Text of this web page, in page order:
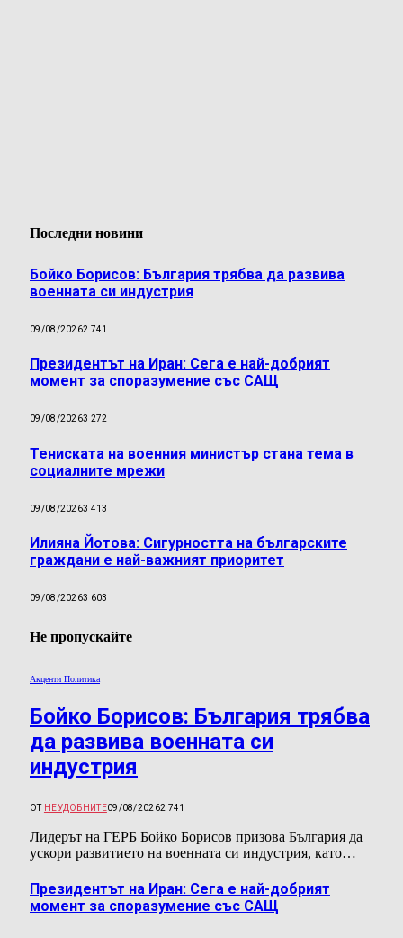
Последни новини
Бойко Борисов: България трябва да развива
военната си индустрия
09/08/20262 741
Президентът на Иран: Сега е най-добрият
момент за споразумение със САЩ
09/08/20263 272
Тениската на военния министър стана тема в
социалните мрежи
09/08/20263 413
Илияна Йотова: Сигурността на българските
граждани е най-важният приоритет
09/08/20263 603
Не пропускайте
Акценти Политика
Бойко Борисов: България трябва
да развива военната си
индустрия
ОТ НЕУДОБНИТЕ09/08/20262 741
Лидерът на ГЕРБ Бойко Борисов призова България да
ускори развитието на военната си индустрия, като…
Президентът на Иран: Сега е най-добрият
момент за споразумение със САЩ